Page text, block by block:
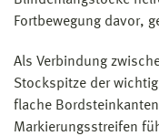
Fortbewegung davor,
Als Verbindung
Stockspitze der
flache
Markierungsstreifen